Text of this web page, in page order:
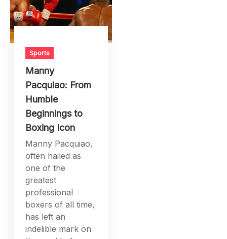
Sports
Manny
Pacquiao: From
Humble
Beginnings to
Boxing Icon
Manny Pacquiao,
often hailed as
one of the
greatest
professional
boxers of all time,
has left an
indelible mark on